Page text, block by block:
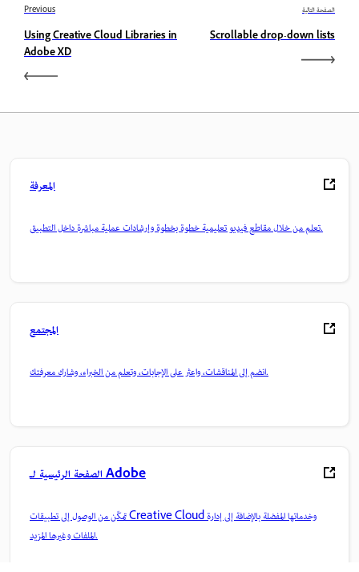
Previous
Using Creative Cloud Libraries in
Adobe XD
الصفحة التالية
Scrollable drop-down lists
المعرفة
تعلم من خلال مقاطع فيديو تعليمية خطوة بخطوة وإرشادات عملية مباشرة داخل التطبيق.
المجتمع
انضم إلى المناقشات، واعثر على الإجابات، وتعلم من الخبراء، وشارك معرفتك.
الصفحة الرئيسية لـ Adobe
تمكّن من الوصول إلى تطبيقات Creative Cloud وخدماتها المفضلة بالإضافة إلى إدارة
الملفات وغيرها المزيد.